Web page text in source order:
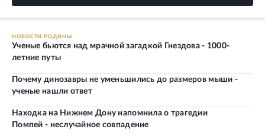
НОВОСТИ РОДИНЫ
Ученые бьются над мрачной загадкой Гнездова - 1000-
летние путы
Почему динозавры не уменьшились до размеров мыши -
ученые нашли ответ
Находка на Нижнем Дону напомнила о трагедии
Помпей - неслучайное совпадение